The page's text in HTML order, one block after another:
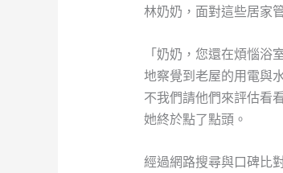
林奶奶，面對這些居家
「奶奶，您還在煩惱
地察覺到老屋的用電與
不我們請他們來評估看
她終於點了點頭。
經過網路搜尋與口碑比